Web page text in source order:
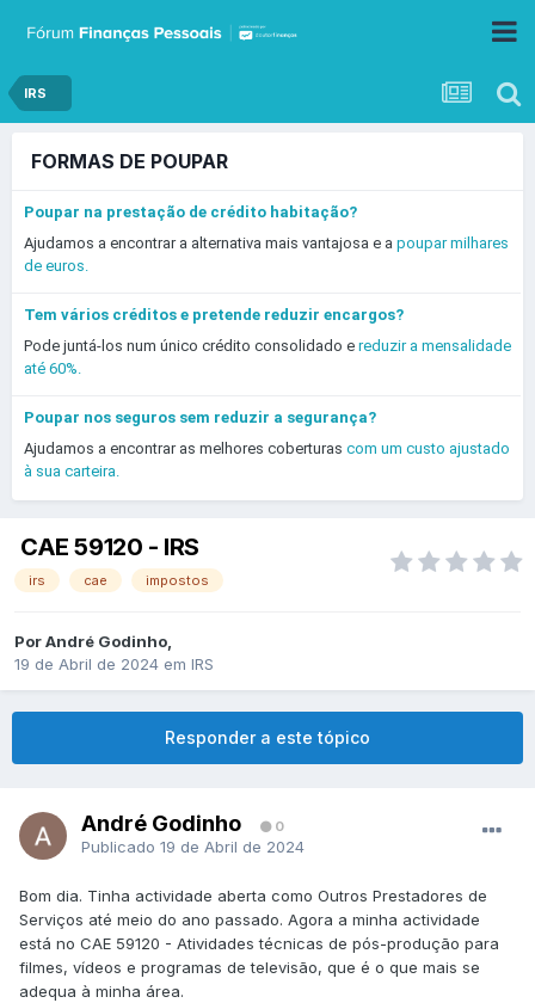
IRS
FORMAS DE POUPAR
Poupar na prestação de crédito habitação?
Ajudamos a encontrar a alternativa mais vantajosa e a poupar milhares
de euros.
Tem vários créditos e pretende reduzir encargos?
Pode juntá-los num único crédito consolidado e reduzir a mensalidade
até 60%.
Poupar nos seguros sem reduzir a segurança?
Ajudamos a encontrar as melhores coberturas com um custo ajustado
à sua carteira.
CAE 59120 - IRS
irs cae impostos
PorAndré Godinho,
19 de Abril de 2024 em IRS
Responder a este tópico
André Godinho 0
Publicado 19 de Abril de 2024
Bom dia. Tinha actividade aberta como Outros Prestadores de
Serviços até meio do ano passado. Agora a minha actividade
está no CAE 59120 - Atividades técnicas de pós-produção para
filmes, vídeos e programas de televisão, que é o que mais se
adequa à minha área.